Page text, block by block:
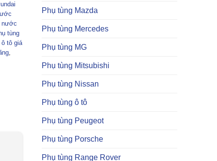
Phụ tùng Mazda
Phụ tùng Mercedes
Phụ tùng MG
Phụ tùng Mitsubishi
Phụ tùng Nissan
Phụ tùng ô tô
Phụ tùng Peugeot
Phụ tùng Porsche
Phụ tùng Range Rover
nước
tùng
tô giá
,